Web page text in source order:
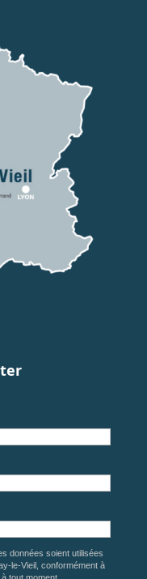
données soient utilisées
le-Vieil, conformément à